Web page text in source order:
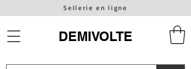
Sellerie en ligne
DEMIVOLTE